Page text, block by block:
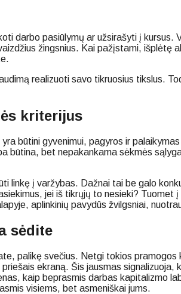
darbo pasiūlymų ar užsirašyti į
žingsnius. Kai pažįstami, išplėtę
realizuoti savo tikruosius tikslus.
kriterijus
būtini gyvenimui, pagyros ir
bet nepakankama sėkmės
linkę į varžybas. Dažnai tai be galo
jei iš tikrųjų to nesieki?
aplinkinių pavydūs žvilgsniai,
sėdite
palikę svečius. Netgi tokios
ekraną. Šis jausmas
kaip beprasmis darbas kapitalizmo
visiems, bet asmeniškai jums.